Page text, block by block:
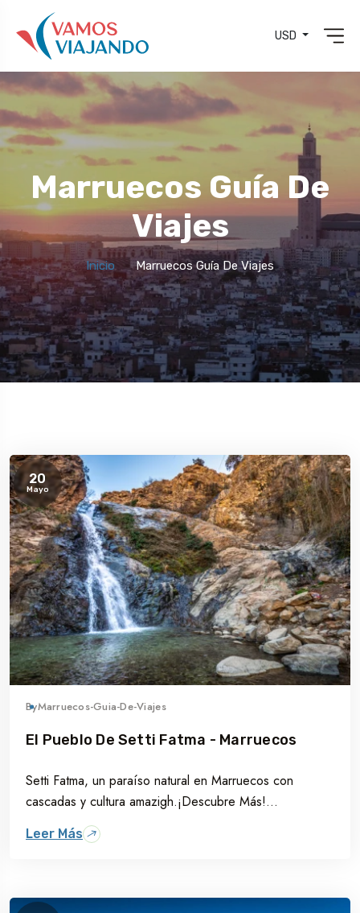
USD
Marruecos Guía De
Viajes
Inicio Marruecos Guía De Viajes
20
Mayo
ByMarruecos-Guia-De-Viajes
El Pueblo De Setti Fatma - Marruecos
Setti Fatma, un paraíso natural en Marruecos con
cascadas y cultura amazigh.¡Descubre Más!...
Leer Más